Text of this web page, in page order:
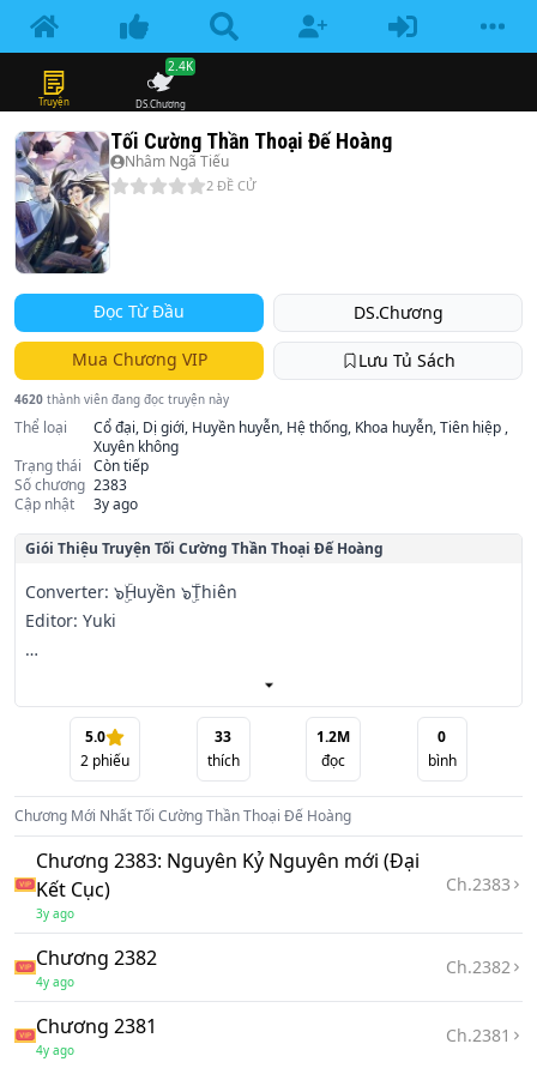
Truyện DS.Chương
2.4K
Tối Cường Thần Thoại Đế Hoàng
Nhâm Ngã Tiếu
2 ĐỀ CỬ
Đọc Từ Đầu DS.Chương
Mua Chương VIP Lưu Tủ Sách
4620 thành viên đang đọc truyện này
Thể loại
Cổ đại, Dị giới, Huyền huyễn, Hệ thống, Khoa huyễn, Tiên hiệp ,
Xuyên không
Trạng thái
Còn tiếp
Số chương 2383
Cập nhật
3y ago
Giói Thiệu Truyện Tối Cường Thần Thoại Đế Hoàng
Converter: ๖ۣۜHuyền ๖ۣۜThiên
Editor: Yuki
Tần Quân thế mà lại xuyên không, đen đủi là hắn hóa
thành một hoàng tử bị hắt hủi, trong cơn tuyệt vọng thì lão
thiên cho hắn một
món quà cực lớn - Thần Thoại Hệ Thống!
Nắm giữ trong tay khả năng triệu hoán bất cứ nhân vật
Thần Thoại nào!
Tề Thiên Đại Thánh Tôn Ngộ Không, Nhất Côn tách thiên
địa!
Thiên Lý Nhãn Thuận Phong Nhĩ, thiên nhãn thấu hư vô!
Như Lai Phật Tổ Chưởng Trung Phật Quốc, vô nhân năng
5.0
2 phiếu
33
thích
1.2M
đọc
0
bình
Chương Mới NhấtTối Cường Thần Thoại Đế Hoàng
Chương 2383: Nguyên Kỷ Nguyên mới (Đại
Kết Cục)
3y ago
Ch.2383
Chương 2382
4y ago
Ch.2382
Chương 2381
4y ago
Ch.2381